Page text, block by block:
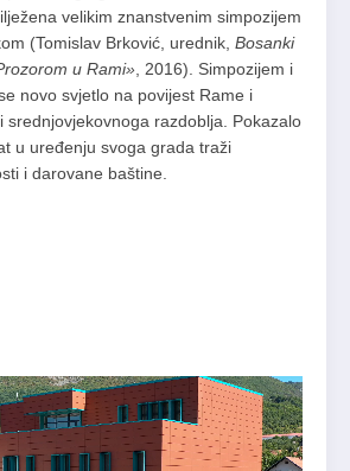
velikim znanstvenim simpozijem
(Tomislav Brković, urednik, Bosanki
u Rami», 2016). Simpozijem i
novo svjetlo na povijest Rame i
srednjovjekovnoga razdoblja. Pokazalo
u uređenju svoga grada traži
i darovane baštine.